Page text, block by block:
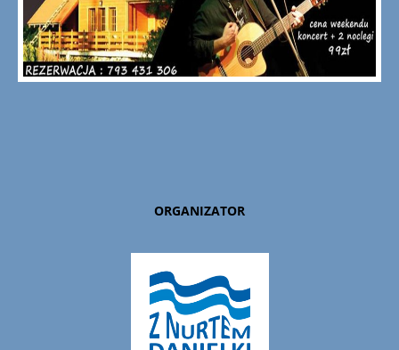
ORGANIZATOR